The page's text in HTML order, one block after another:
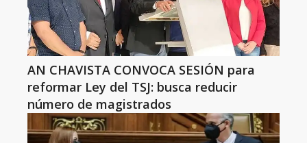
AN CHAVISTA CONVOCA SESIÓN para
reformar Ley del TSJ: busca reducir
número de magistrados